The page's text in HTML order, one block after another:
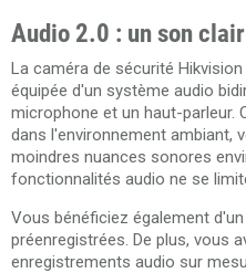
Audio 2.0 : un son
La caméra de sécurité
équipée d'un système audio
microphone et un haut-parleur.
dans l'environnement ambiant,
moindres nuances sonores
fonctionnalités audio ne se
Vous bénéficiez également
préenregistrées. De plus, vous
enregistrements audio sur